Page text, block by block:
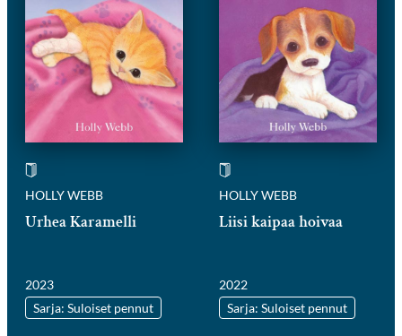
HOLLY WEBB
Urhea Karamelli
2023
Sarja: Suloiset pennut
HOLLY WEBB
Liisi kaipaa hoivaa
2022
Sarja: Suloiset pennut